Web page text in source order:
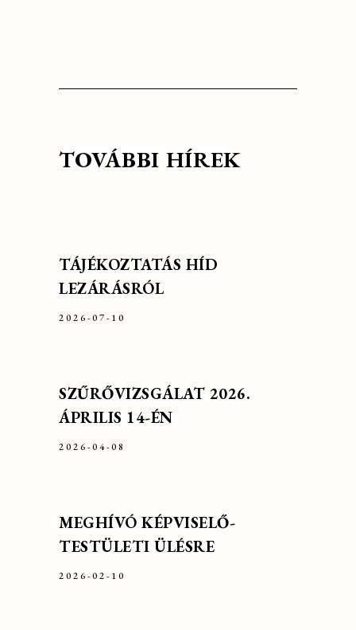
TOVÁBBI HÍREK
TÁJÉKOZTATÁS HÍD
LEZÁRÁSRÓL
2026-07-10
SZŰRŐVIZSGÁLAT 2026.
ÁPRILIS 14-ÉN
2026-04-08
MEGHÍVÓ KÉPVISELŐ-
TESTÜLETI ÜLÉSRE
2026-02-10